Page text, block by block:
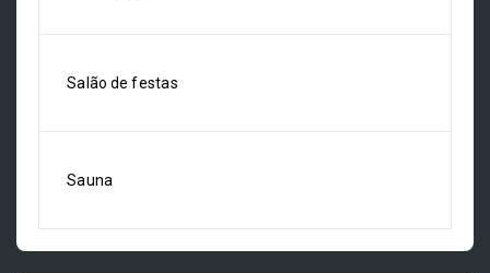
Salão de festas
Sauna